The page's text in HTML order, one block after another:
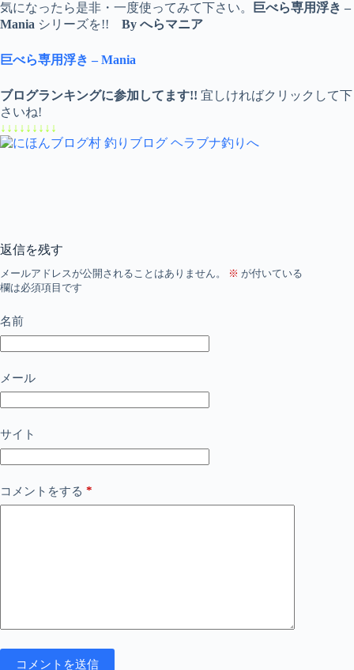
気になったら是非・一度使ってみて下さい。
巨べら専用浮き –
Mania シリーズを!! By へらマニア
巨べら専用浮き – Mania
ブログランキングに参加してます!! 宜しければクリックして下
さいね!
↓↓↓↓↓↓↓↓↓
返信を残す
メールアドレスが公開されることはありません。 ※ が付いている
欄は必須項目です
名前
メール
サイト
コメントをする *
コメントを送信